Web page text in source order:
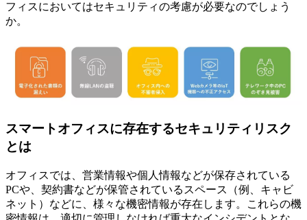
フィスにおいてはセキュリティの考慮が必要なのでしょう
か。
スマートオフィスに存在するセキュリティリスク
とは
オフィスでは、営業情報や個人情報などが保存されている
PCや、契約書などが保管されているスペース（例、キャビ
ネット）などに、様々な機密情報が存在します。これらの機